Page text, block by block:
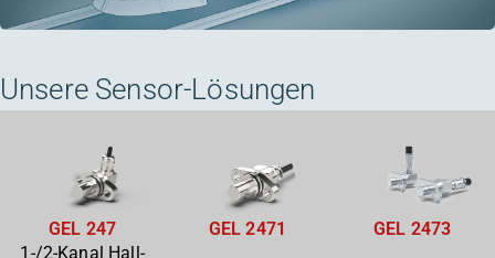
Unsere Sensor-Lösungen
GEL 247
1-/2-Kanal Hall-
GEL 2471 GEL 2473